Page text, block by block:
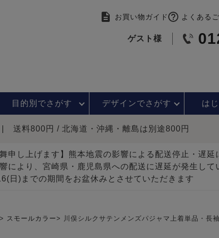
お買い物ガイド よくある
ゲスト様
目的別でさがす デザインでさがす は
送料800円 / 北海道・沖縄・離島は別途800円
舞申し上げます】熊本地震の影響による配送停止・遅
により、宮崎県・鹿児島県への配送に遅延が発生して
日)までの期間をお盆休みとさせていただきます
スモールカラー 川俣シルクサテンメンズパジャマ上着単品・長